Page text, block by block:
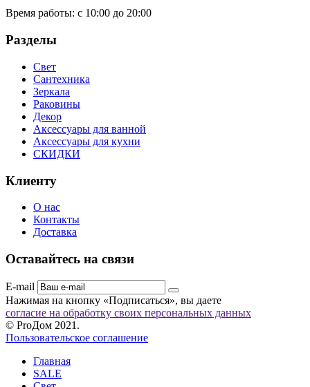
Время работы: с 10:00 до 20:00
Разделы
Свет
Сантехника
Зеркала
Раковины
Декор
Аксессуары для ванной
Аксессуары для кухни
СКИДКИ
Клиенту
О нас
Контакты
Доставка
Оставайтесь на связи
E-mail
Нажимая на кнопку «Подписаться», вы даете
согласие на обработку своих персональных данных
© ProДом 2021.
Пользовательское соглашение
Главная
SALE